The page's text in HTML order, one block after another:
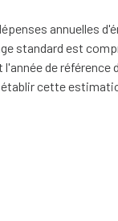
annuelles
standard est
l'année de référence
cette